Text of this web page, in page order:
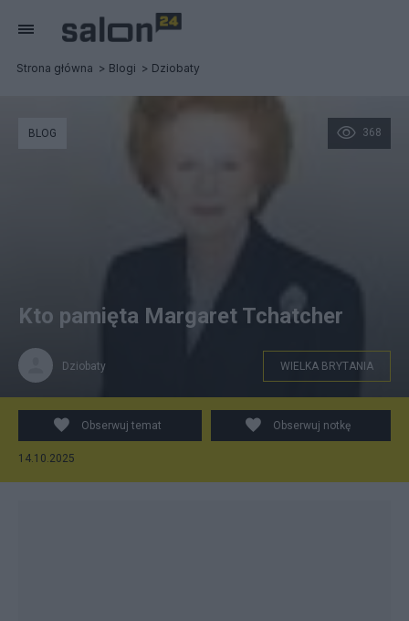
Strona główna Blogi Dziobaty
Z Internetu
368
BLOG
Kto pamięta Margaret Tchatcher
Dziobaty WIELKA BRYTANIA
Obserwuj temat Obserwuj notkę
14.10.2025